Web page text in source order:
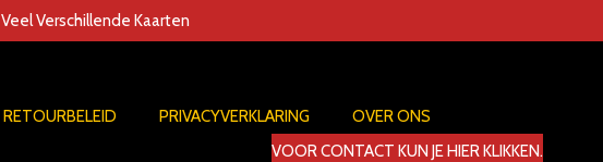
Veel Verschillende Kaarten
RETOURBELEID PRIVACYVERKLARING
OVER ONS
VOOR CONTACT KUN JE HIER KLIKKEN.